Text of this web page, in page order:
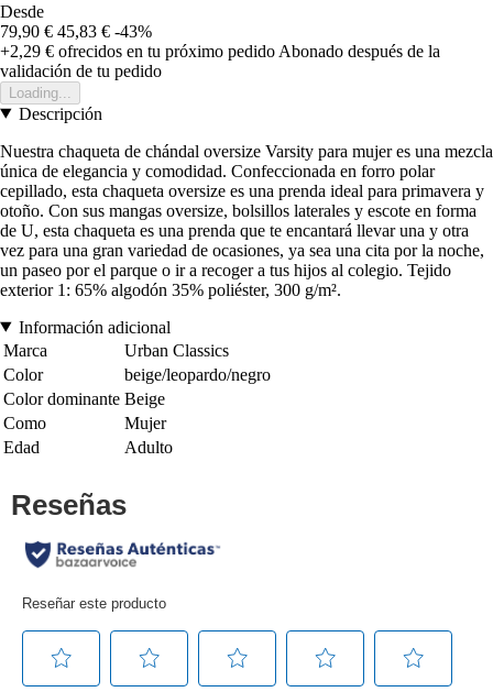
Desde
79,90 € 45,83 € -43%
+2,29 € ofrecidos en tu próximo pedido Abonado después de la
validación de tu pedido
Loading...
Descripción
Nuestra chaqueta de chándal oversize Varsity para mujer es una mezcla
única de elegancia y comodidad. Confeccionada en forro polar
cepillado, esta chaqueta oversize es una prenda ideal para primavera y
otoño. Con sus mangas oversize, bolsillos laterales y escote en forma
de U, esta chaqueta es una prenda que te encantará llevar una y otra
vez para una gran variedad de ocasiones, ya sea una cita por la noche,
un paseo por el parque o ir a recoger a tus hijos al colegio. Tejido
exterior 1: 65% algodón 35% poliéster, 300 g/m².
Información adicional
Marca
Urban Classics
Color
beige/leopardo/negro
Color dominante Beige
Como
Mujer
Edad
Adulto